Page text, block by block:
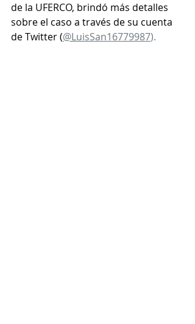
de la UFERCO, brindó más detalles
sobre el caso a través de su cuenta
de Twitter (@LuisSan16779987).